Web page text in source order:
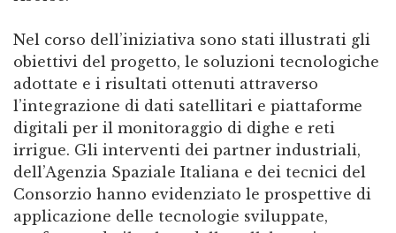
Nel corso dell’iniziativa sono stati illustrati gli
obiettivi del progetto, le soluzioni tecnologiche
adottate e i risultati ottenuti attraverso
l’integrazione di dati satellitari e piattaforme
digitali per il monitoraggio di dighe e reti
irrigue. Gli interventi dei partner industriali,
dell’Agenzia Spaziale Italiana e dei tecnici del
Consorzio hanno evidenziato le prospettive di
applicazione delle tecnologie sviluppate,